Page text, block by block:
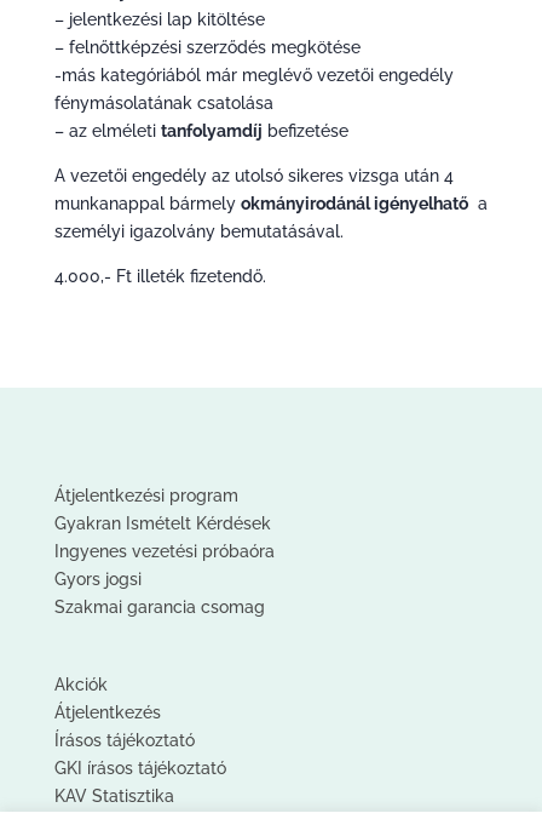
– jelentkezési lap kitöltése
– felnőttképzési szerződés megkötése
-más kategóriából már meglévő vezetői engedély
fénymásolatának csatolása
– az elméleti tanfolyamdíj befizetése
A vezetői engedély az utolsó sikeres vizsga után 4
munkanappal bármely okmányirodánál igényelhatőa
személyi igazolvány bemutatásával.
4.000,- Ft illeték fizetendő.
Átjelentkezési program
Gyakran Ismételt Kérdések
Ingyenes vezetési próbaóra
Gyors jogsi
Szakmai garancia csomag
Akciók
Átjelentkezés
Írásos tájékoztató
GKI írásos tájékoztató
KAV Statisztika